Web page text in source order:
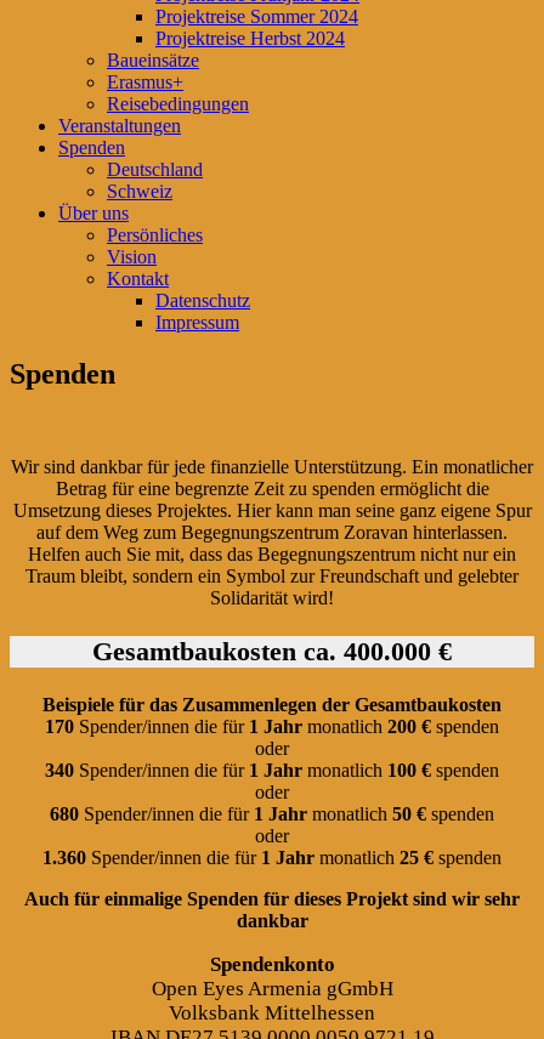
Projektreise Sommer 2024
Projektreise Herbst 2024
Baueinsätze
Erasmus+
Reisebedingungen
Veranstaltungen
Spenden
Deutschland
Schweiz
Über uns
Persönliches
Vision
Kontakt
Datenschutz
Impressum
Spenden
Wir sind dankbar für jede finanzielle Unterstützung. Ein monatlicher
Betrag für eine begrenzte Zeit zu spenden ermöglicht die
Umsetzung dieses Projektes. Hier kann man seine ganz eigene Spur
auf dem Weg zum Begegnungszentrum Zoravan hinterlassen.
Helfen auch Sie mit, dass das Begegnungszentrum nicht nur ein
Traum bleibt, sondern ein Symbol zur Freundschaft und gelebter
Solidarität wird!
Gesamtbaukosten ca. 400.000 €
Beispiele für das Zusammenlegen der Gesamtbaukosten
170 Spender/innen die für 1 Jahr monatlich 200 € spenden
oder
340 Spender/innen die für 1 Jahr monatlich 100 € spenden
oder
680 Spender/innen die für 1 Jahr monatlich 50 € spenden
oder
1.360 Spender/innen die für 1 Jahr monatlich 25 € spenden
Auch für einmalige Spenden für dieses Projekt sind wir sehr
dankbar
Spendenkonto
Open Eyes Armenia gGmbH
Volksbank Mittelhessen